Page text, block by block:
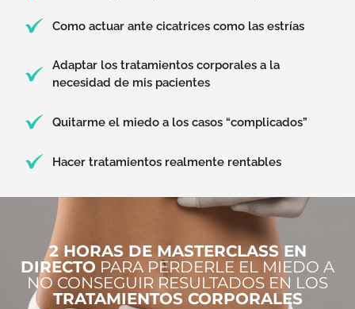
Como actuar ante cicatrices como las estrías
Adaptar los tratamientos corporales a la
necesidad de mis pacientes
Quitarme el miedo a los casos “complicados”
Hacer tratamientos realmente rentables
2 HORAS DE MASTERCLASS EN
DIRECTO PARA PERDERLE EL MIEDO A
NO CONSEGUIR RESULTADOS EN LOS
TRATAMIENTOS CORPORALES